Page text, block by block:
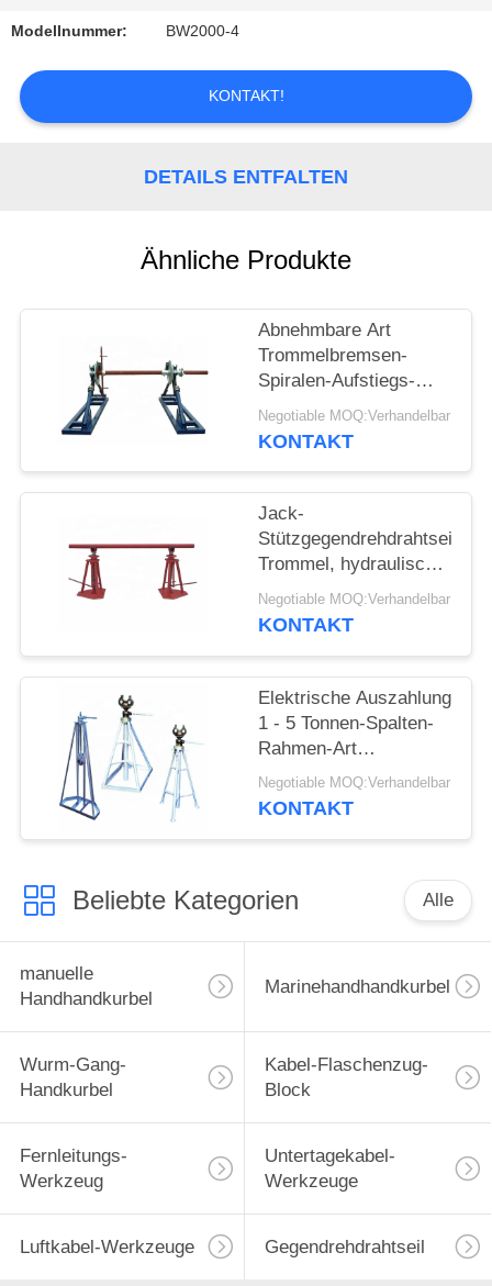
SIE
EIN
ZITAT
Modellnummer: BW2000-4
KONTAKT!
DETAILS ENTFALTEN
Ähnliche Produkte
Abnehmbare Art
Trommelbremsen-
Spiralen-Aufstiegs-
Maschinerie-Drahtseil-
Spulen-Stützleiter-
Negotiable MOQ:Verhandelbar
KONTAKT
Jack-
Stützgegendrehdrahtseil-
Trommel, hydraulischer
Ständerkabeltrommel-
Stand
Negotiable MOQ:Verhandelbar
KONTAKT
Elektrische Auszahlung
1 - 5 Tonnen-Spalten-
Rahmen-Art
mechanisches Kabel-
einfacher Spulen-Stand
Negotiable MOQ:Verhandelbar
KONTAKT
Beliebte Kategorien Alle
manuelle
Handhandkurbel
Marinehandhandkurbel
Wurm-Gang-
Handkurbel
Kabel-Flaschenzug-
Block
Fernleitungs-
Werkzeug
Untertagekabel-
Werkzeuge
Luftkabel-Werkzeuge Gegendrehdrahtseil